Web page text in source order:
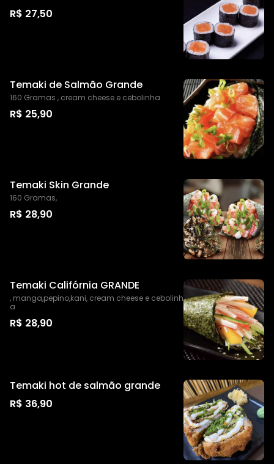
R$ 27,50
Temaki de Salmão Grande
160 Gramas , cream cheese e cebolinha
R$ 25,90
Temaki Skin Grande
160 Gramas,
R$ 28,90
Temaki Califórnia GRANDE
, manga,pepino,kani, cream cheese e cebolinh
a
R$ 28,90
Temaki hot de salmão grande
R$ 36,90